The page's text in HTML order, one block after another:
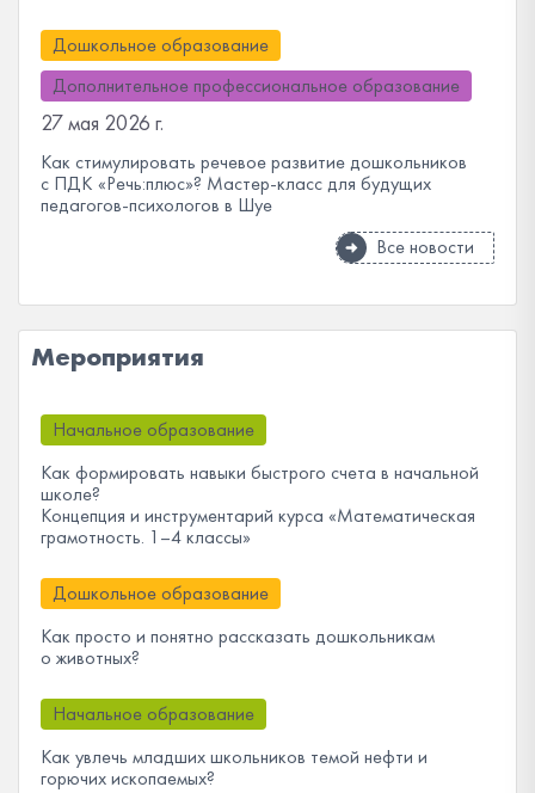
Дошкольное образование
Дополнительное профессиональное образование
27 мая 2026 г.
Как стимулировать речевое развитие дошкольников
с ПДК «Речь:плюс»? Мастер-класс для будущих
педагогов-психологов в Шуе
Все новости
Мероприятия
Начальное образование
Как формировать навыки быстрого счета в начальной
школе?
Концепция и инструментарий курса «Математическая
грамотность. 1–4 классы»
Дошкольное образование
Как просто и понятно рассказать дошкольникам
о животных?
Начальное образование
Как увлечь младших школьников темой нефти и
горючих ископаемых?